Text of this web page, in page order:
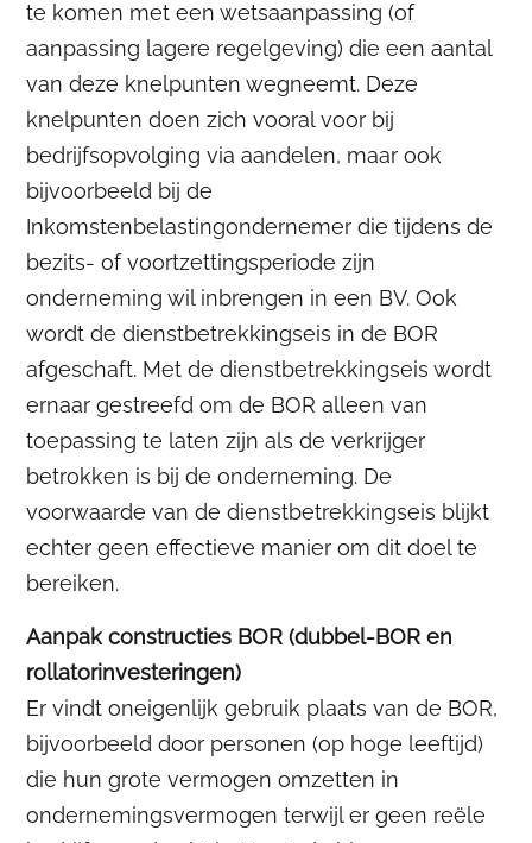
te komen met een wetsaanpassing (of
aanpassing lagere regelgeving) die een aantal
van deze knelpunten wegneemt. Deze
knelpunten doen zich vooral voor bij
bedrijfsopvolging via aandelen, maar ook
bijvoorbeeld bij de
Inkomstenbelastingondernemer die tijdens de
bezits- of voortzettingsperiode zijn
onderneming wil inbrengen in een BV. Ook
wordt de dienstbetrekkingseis in de BOR
afgeschaft. Met de dienstbetrekkingseis wordt
ernaar gestreefd om de BOR alleen van
toepassing te laten zijn als de verkrijger
betrokken is bij de onderneming. De
voorwaarde van de dienstbetrekkingseis blijkt
echter geen effectieve manier om dit doel te
bereiken.
Aanpak constructies BOR (dubbel-BOR en
rollatorinvesteringen)
Er vindt oneigenlijk gebruik plaats van de BOR,
bijvoorbeeld door personen (op hoge leeftijd)
die hun grote vermogen omzetten in
ondernemingsvermogen terwijl er geen reële